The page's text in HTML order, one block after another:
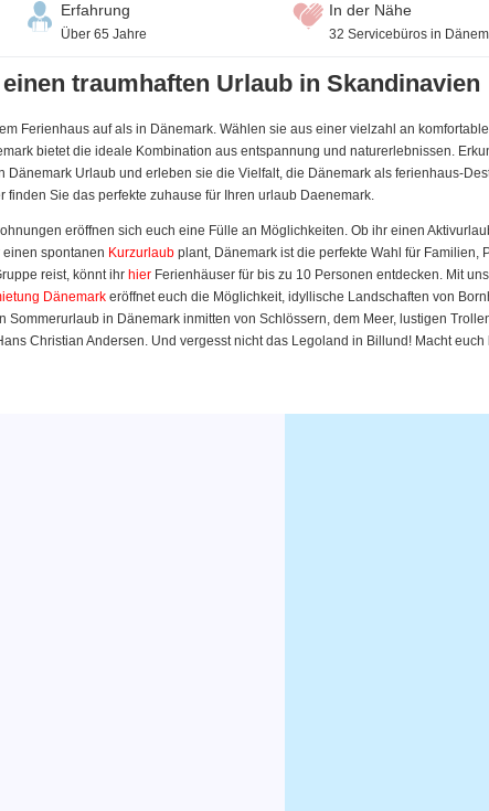
Erfahrung
Über 65 Jahre
In der Nähe
32 Servicebüros in
traumhaften Urlaub in Skandinavien
Ferienhaus auf als in Dänemark. Wählen sie aus einer vielzahl an
bietet die ideale Kombination aus entspannung und naturerlebnissen.
Dänemark Urlaub und erleben sie die Vielfalt, die Dänemark als ferienhaus-
Sie das perfekte zuhause für Ihren urlaub Daenemark.
eröffnen sich euch eine Fülle an Möglichkeiten. Ob ihr einen
spontanen Kurzurlaub plant, Dänemark ist die perfekte Wahl für Familien,
reist, könnt ihr hier Ferienhäuser für bis zu 10 Personen entdecken. Mit
Dänemark eröffnet euch die Möglichkeit, idyllische Landschaften von
Sommerurlaub in Dänemark inmitten von Schlössern, dem Meer, lustigen
Christian Andersen. Und vergesst nicht das Legoland in Billund! Macht